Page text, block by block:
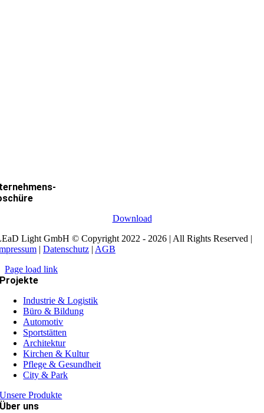
Download
Light GmbH © Copyright 2022 - 2026 | All Rights Reserved |
| Datenschutz | AGB
Page load link
Projekte
Industrie & Logistik
Büro & Bildung
Automotiv
Sportstätten
Architektur
Kirchen & Kultur
Pflege & Gesundheit
City & Park
Unsere Produkte
Über uns